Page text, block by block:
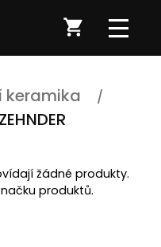
keramika
ZEHNDER
žádné produkty.
produktů.